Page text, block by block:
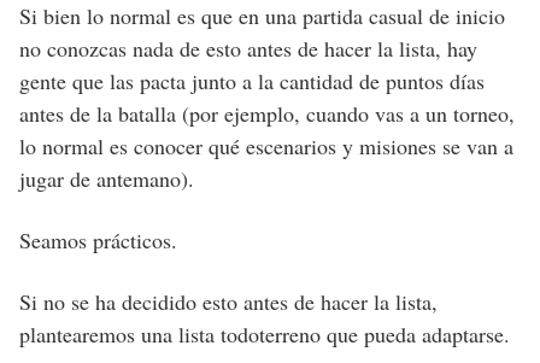
Si bien lo normal es que en una partida casual de inicio
no conozcas nada de esto antes de hacer la lista, hay
gente que las pacta junto a la cantidad de puntos días
antes de la batalla (por ejemplo, cuando vas a un torneo,
lo normal es conocer qué escenarios y misiones se van a
jugar de antemano).
Seamos prácticos.
Si no se ha decidido esto antes de hacer la lista,
plantearemos una lista todoterreno que pueda adaptarse.